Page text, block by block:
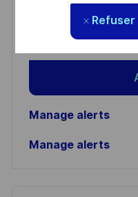
Refuser
(Required)
Lire et accepter les
informations
Manage alerts
Manage alerts